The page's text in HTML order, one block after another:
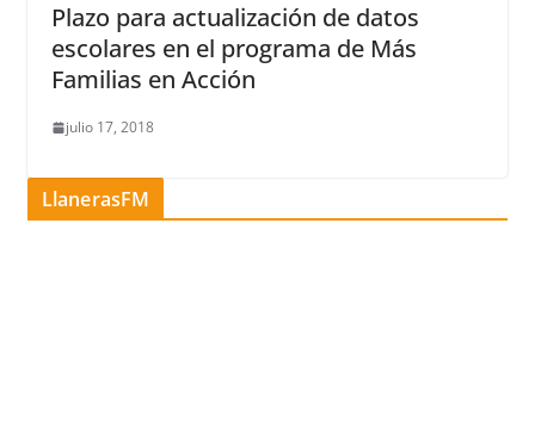
Plazo para actualización de datos
escolares en el programa de Más
Familias en Acción
julio 17, 2018
LlanerasFM